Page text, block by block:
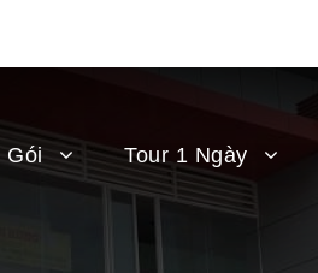
Gói Tour 1 Ngày